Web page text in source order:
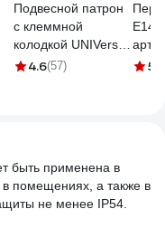
Подвесной патрон
с клеммной
колодкой UNIVersal
Е27 термопластик
4.6(57)
Е14
арт.
5
быть применена в
помещениях, а также в
не менее IP54.